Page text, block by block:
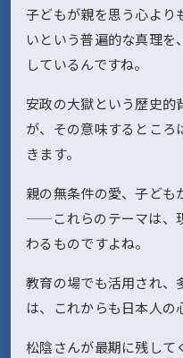
子どもが親を思う心より
いという普遍的な真理
しているんですね。
安政の大獄という歴史的
が、その意味するところ
きます。
親の無条件の愛、子ど
——これらのテーマは、
わるものですよね。
教育の場でも活用され、
は、これからも日本人の
松陰さんが最期に残して